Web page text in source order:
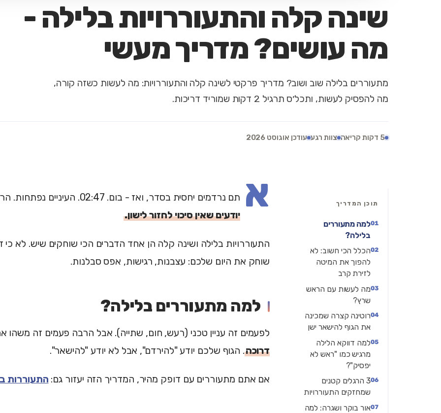
שינה קלה והתעוררויות בלילה -
מה עושים? מדריך מעשי
מתעוררים בלילה שוב ושוב? מדריך פרקטי לשינה קלה והתעוררויות: מה לעשות כשזה קורה,
מה להפסיק לעשות, ותכל׳ס תרגיל 2 דקות שמוריד דריכות.
5 דקות קריאה צוות רגע עודכן אוגוסט 2026
תוכן המדריך
למה מתעוררים
בלילה?
הכלל הכי חשוב: לא
להפוך את המיטה
לזירת קרב
מה לעשות עם הראש
שרץ?
רוטינה קצרה שמכינה
את הגוף להישאר ישן
למה דווקא הלילה
מרגיש כמו "ראש לא
יפסיק"?
3 הרגלים קטנים
שמחזקים התעוררויות
אור בוקר ושגרה: למה
א תם נרדמים יחסית בסדר, ואז - בום. 02:47. העיניים נפתחות. הראש מתחיל לעבוד.
יודעים שאין סיכוי לחזור לישון.
התעוררויות בלילה ושינה קלה הן אחד הדברים הכי שוחקים שיש. לא כי
שוחק את היום שלכם: עצבנות, רגישות, אפס סבלנות.
למה מתעוררים בלילה?
לפעמים זה עניין טכני (רעש, חום, שתייה). אבל הרבה פעמים זה משהו
דרוכה. הגוף שלכם יודע "להירדם", אבל לא יודע "להישאר".
אם אתם מתעוררים עם דופק מהיר, המדריך הזה יעזור גם: התעוררות